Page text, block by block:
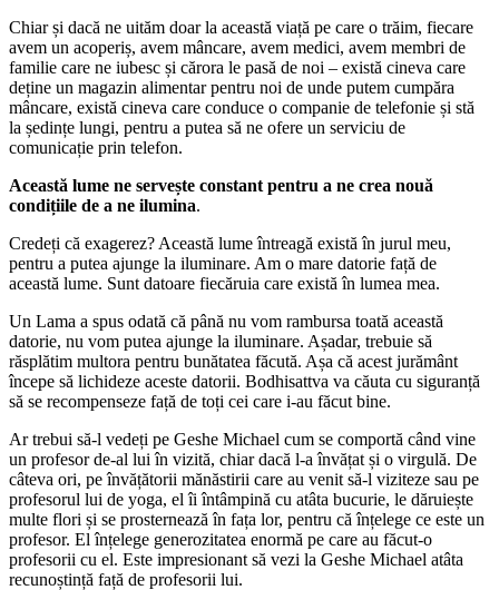
Chiar și dacă ne uităm doar la această viață pe care o trăim, fiecare
avem un acoperiș, avem mâncare, avem medici, avem membri de
familie care ne iubesc și cărora le pasă de noi – există cineva care
deține un magazin alimentar pentru noi de unde putem cumpăra
mâncare, există cineva care conduce o companie de telefonie și stă
la ședințe lungi, pentru a putea să ne ofere un serviciu de
comunicație prin telefon.
Această lume ne servește constant pentru a ne crea nouă
condițiile de a ne ilumina.
Credeți că exagerez? Această lume întreagă există în jurul meu,
pentru a putea ajunge la iluminare. Am o mare datorie față de
această lume. Sunt datoare fiecăruia care există în lumea mea.
Un Lama a spus odată că până nu vom rambursa toată această
datorie, nu vom putea ajunge la iluminare. Așadar, trebuie să
răsplătim multora pentru bunătatea făcută. Așa că acest jurământ
începe să lichideze aceste datorii. Bodhisattva va căuta cu siguranță
să se recompenseze față de toți cei care i-au făcut bine.
Ar trebui să-l vedeți pe Geshe Michael cum se comportă când vine
un profesor de-al lui în vizită, chiar dacă l-a învățat și o virgulă. De
câteva ori, pe învățătorii mănăstirii care au venit să-l viziteze sau pe
profesorul lui de yoga, el îi întâmpină cu atâta bucurie, le dăruiește
multe flori și se prosternează în fața lor, pentru că înțelege ce este un
profesor. El înțelege generozitatea enormă pe care au făcut-o
profesorii cu el. Este impresionant să vezi la Geshe Michael atâta
recunoștință față de profesorii lui.